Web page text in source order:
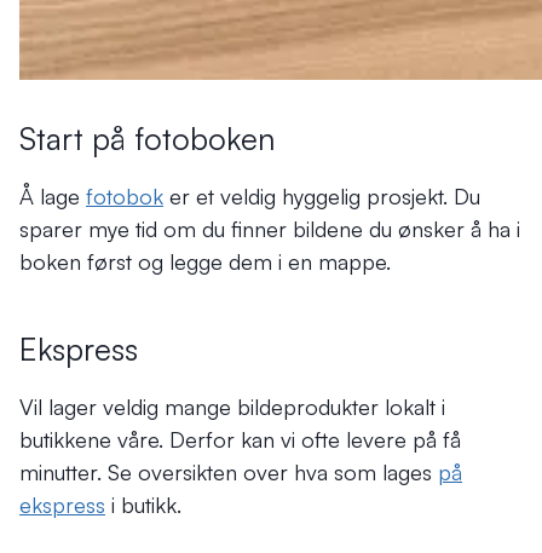
Start på fotoboken
Å lage fotobok er et veldig hyggelig prosjekt. Du
sparer mye tid om du finner bildene du ønsker å ha i
boken først og legge dem i en mappe.
Ekspress
Vil lager veldig mange bildeprodukter lokalt i
butikkene våre. Derfor kan vi ofte levere på få
minutter. Se oversikten over hva som lages på
ekspress i butikk.